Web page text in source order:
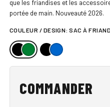
que les friandises et les
portée de main. Nouveauté 2026.
COULEUR / DESIGN:SAC À
COMMANDER